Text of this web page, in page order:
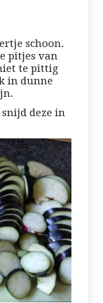
schoon.
pitjes van
te pittig
in dunne
deze in